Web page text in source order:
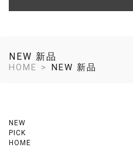
NEW 新品
HOME NEW 新品
NEW
PICK
HOME